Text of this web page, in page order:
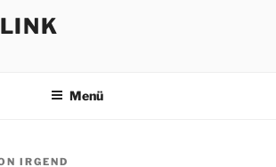
Menü
IRGEND